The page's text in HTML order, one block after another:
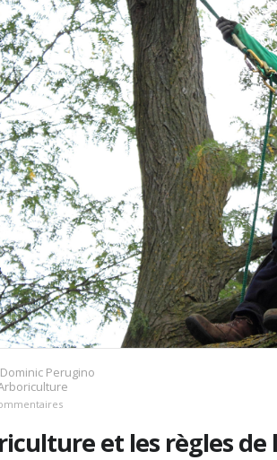
Dominic Perugino
et les règles de